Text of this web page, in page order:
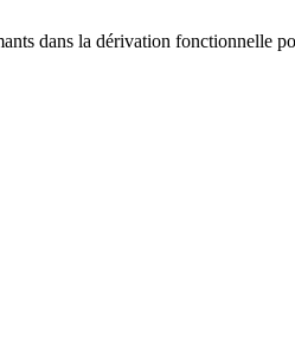
dans la dérivation fonctionnelle